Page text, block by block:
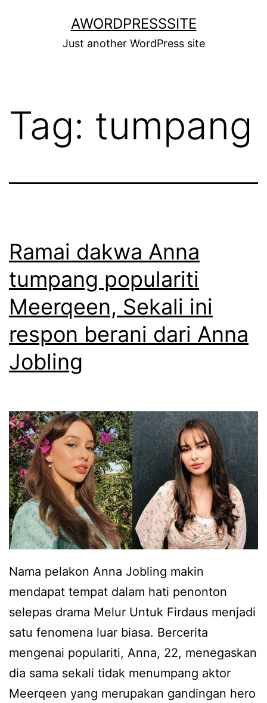
AWORDPRESSSITE
Just another WordPress site
Tag: tumpang
Ramai dakwa Anna
tumpang populariti
Meerqeen, Sekali ini
respon berani dari Anna
Jobling
Nama pelakon Anna Jobling makin
mendapat tempat dalam hati penonton
selepas drama Melur Untuk Firdaus menjadi
satu fenomena luar biasa. Bercerita
mengenai populariti, Anna, 22, menegaskan
dia sama sekali tidak menumpang aktor
Meerqeen yang merupakan gandingan hero